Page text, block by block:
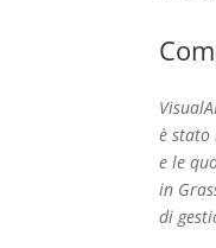
è stato
e le
in
di